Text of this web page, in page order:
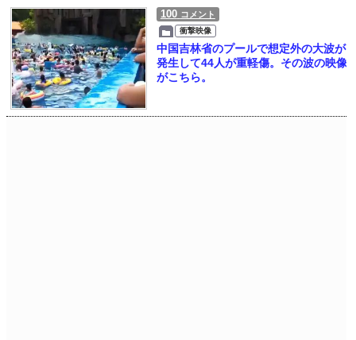
100 コメント
衝撃映像
中国吉林省のプールで想定外の大波が
発生して44人が重軽傷。その波の映像
がこちら。